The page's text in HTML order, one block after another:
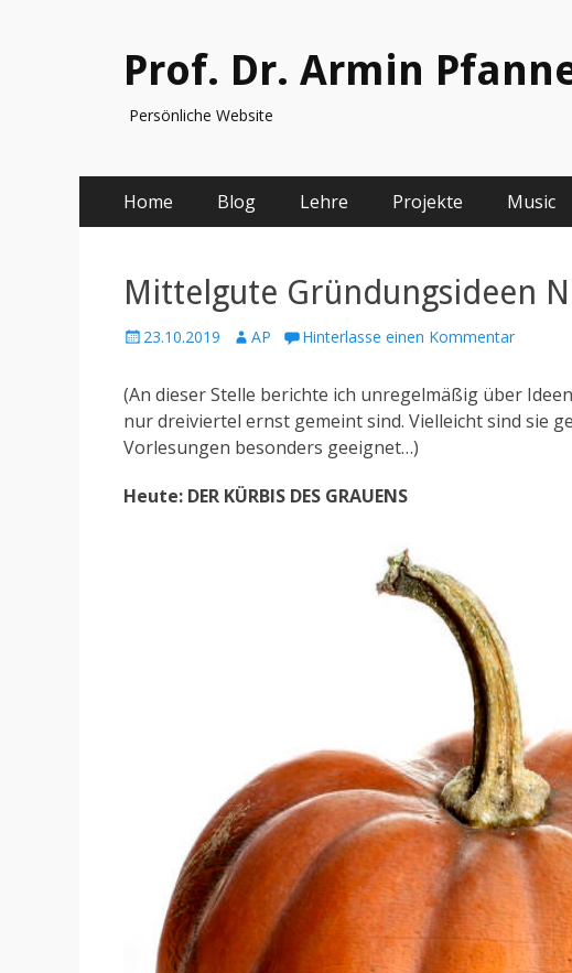
Prof. Dr. Armin
Persönliche Website
Primäres
Menü
zum
Home Blog Lehre Projekte Music
Mittelgute Gründungsideen
Posted
23.10.2019 Author
AP Hinterlasse einen Kommentar
(An dieser Stelle berichte ich unregelmäßig über
nur dreiviertel ernst gemeint sind. Vielleicht sind sie
Vorlesungen besonders geeignet…)
Heute: DER KÜRBIS DES GRAUENS